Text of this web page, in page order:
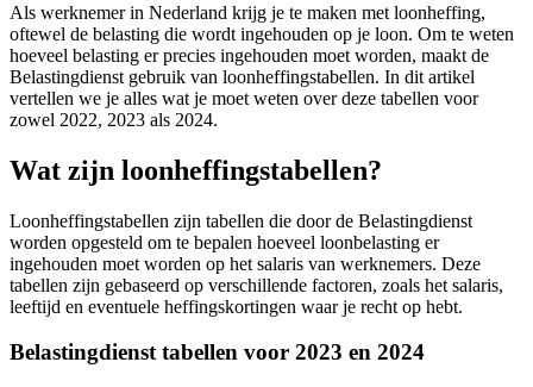
Als werknemer in Nederland krijg je te maken met loonheffing,
oftewel de belasting die wordt ingehouden op je loon. Om te weten
hoeveel belasting er precies ingehouden moet worden, maakt de
Belastingdienst gebruik van loonheffingstabellen. In dit artikel
vertellen we je alles wat je moet weten over deze tabellen voor
zowel 2022, 2023 als 2024.
Wat zijn loonheffingstabellen?
Loonheffingstabellen zijn tabellen die door de Belastingdienst
worden opgesteld om te bepalen hoeveel loonbelasting er
ingehouden moet worden op het salaris van werknemers. Deze
tabellen zijn gebaseerd op verschillende factoren, zoals het salaris,
leeftijd en eventuele heffingskortingen waar je recht op hebt.
Belastingdienst tabellen voor 2023 en 2024